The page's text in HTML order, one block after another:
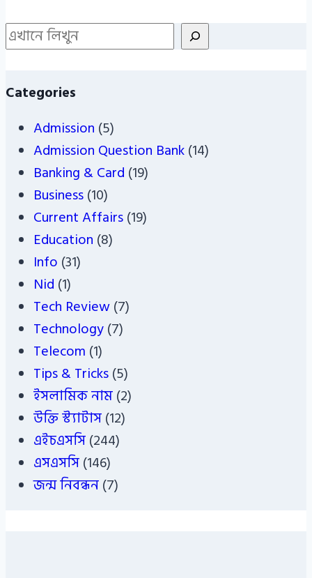
Search
Categories
Admission (5)
Admission Question Bank(14)
Banking & Card (19)
Business(10)
Current Affairs(19)
Education (8)
Info (31)
Nid (1)
Tech Review(7)
Technology(7)
Telecom (1)
Tips & Tricks(5)
ইসলামিক নাম(2)
উক্তি স্ট্যাটাস(12)
এইচএসসি(244)
এসএসসি(146)
জন্ম নিবন্ধন(7)